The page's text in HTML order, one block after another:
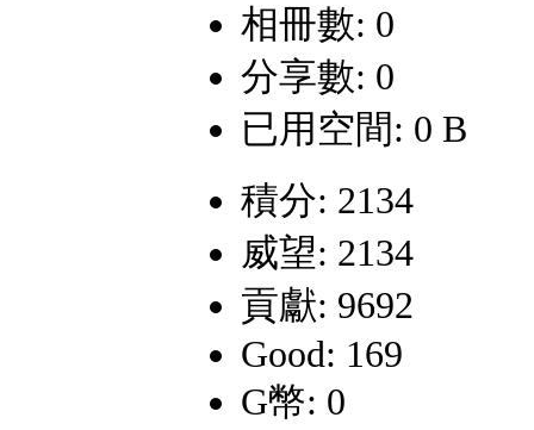
相冊數: 0
分享數: 0
已用空間: 0 B
積分: 2134
威望: 2134
貢獻: 9692
Good: 169
G幣: 0